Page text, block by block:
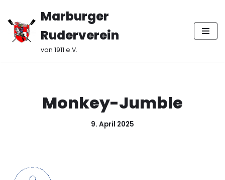
Zum
Inhalt
Marburger
Ruderverein
von 1911 e.V.
Monkey-Jumble
9. April 2025